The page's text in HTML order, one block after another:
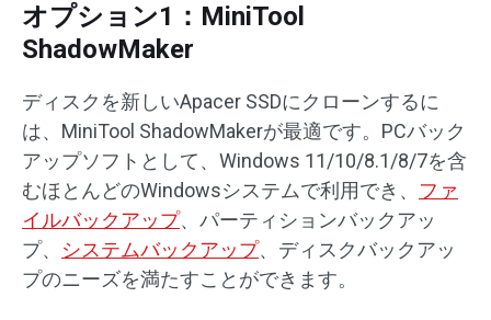
オプション1：MiniTool
ShadowMaker
ディスクを新しいApacer SSDにクローンするに
は、MiniTool ShadowMakerが最適です。PCバック
アップソフトとして、Windows 11/10/8.1/8/7を含
むほとんどのWindowsシステムで利用でき、 ファ
イルバックアップ、パーティションバックアッ
プ、 システムバックアップ、ディスクバックアッ
プのニーズを満たすことができます。